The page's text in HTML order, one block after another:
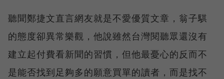
聽聞鄭捷文直言網友就是不愛優質文章，翁子騏
的態度卻異常樂觀，他說雖然台灣閱聽眾還沒有
建立起付費看新聞的習慣，但他最憂心的反而不
是能否找到足夠多的願意買單的讀者，而是找不